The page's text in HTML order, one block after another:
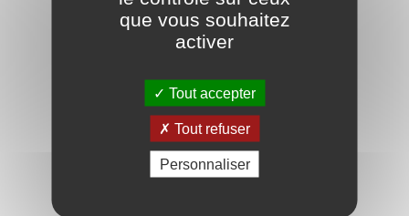
DIMAVERY Violon 1/8 avec archet en
139,00 €
que vous souhaitez
activer
Tout accepter
Tout refuser
Personnaliser